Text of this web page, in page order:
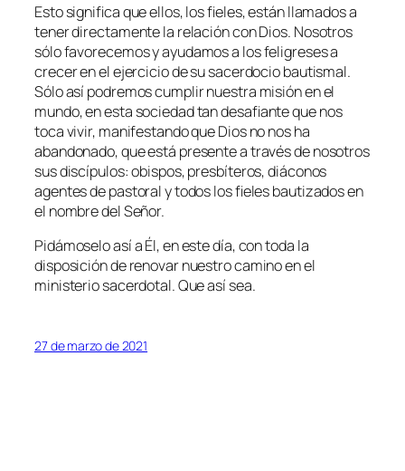
Esto signiﬁca que ellos, los ﬁeles, están llamados a
tener directamente la relación con Dios. Nosotros
sólo favorecemos y ayudamos a los feligreses a
crecer en el ejercicio de su sacerdocio bautismal.
Sólo así podremos cumplir nuestra misión en el
mundo, en esta sociedad tan desaﬁante que nos
toca vivir, manifestando que Dios no nos ha
abandonado, que está presente a través de nosotros
sus discípulos: obispos, presbíteros, diáconos
agentes de pastoral y todos los ﬁeles bautizados en
el nombre del Señor.
Pidámoselo así a Él, en este día, con toda la
disposición de renovar nuestro camino en el
ministerio sacerdotal. Que así sea.
27 de marzo de 2021